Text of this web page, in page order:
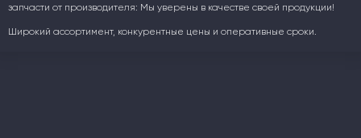
запчасти от производителя: Мы уверены в качестве своей продукции!
Широкий ассортимент, конкурентные цены и оперативные сроки.